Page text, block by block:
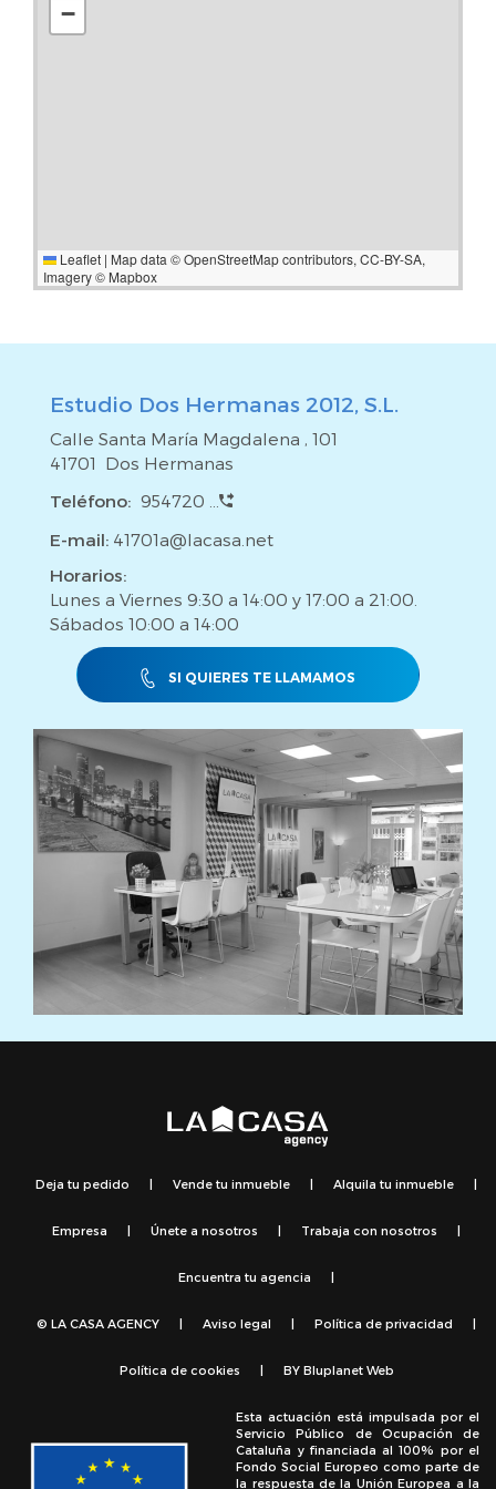
−
Leaflet | Map data ©OpenStreetMapcontributors, CC-BY-SA,
Imagery © Mapbox
Estudio Dos Hermanas 2012, S.L.
Calle Santa María Magdalena , 101
41701 Dos Hermanas
Teléfono: 954720 ...
E-mail: 41701a@lacasa.net
Horarios:
Lunes a Viernes 9:30 a 14:00 y 17:00 a 21:00.
Sábados 10:00 a 14:00
SI QUIERES TE LLAMAMOS
Deja tu pedido | Vende tu inmueble | Alquila tu inmueble |
Empresa | Únete a nosotros | Trabaja con nosotros |
Encuentra tu agencia |
© LA CASA AGENCY | Aviso legal | Política de privacidad |
Política de cookies | BY Bluplanet Web
Esta actuación está impulsada por el
Servicio Público de Ocupación de
Cataluña y financiada al 100% por el
Fondo Social Europeo como parte de
la respuesta de la Unión Europea a la